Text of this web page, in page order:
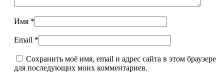
Имя *
Email *
Сохранить моё имя, email и адрес сайта в этом браузере
для последующих моих комментариев.